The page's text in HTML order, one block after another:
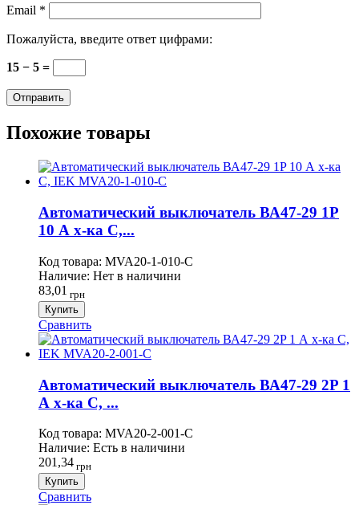
Email *
Пожалуйста, введите ответ цифрами:
15 − 5 =
Похожие товары
Автоматический выключатель ВА47-29 1P
10 А х-ка C,...
Код товара: MVA20-1-010-C
Наличие: Нет в наличини
83,01 грн
Купить
Сравнить
Автоматический выключатель ВА47-29 2P 1
А х-ка C, ...
Код товара: MVA20-2-001-C
Наличие: Есть в наличини
201,34 грн
Купить
Сравнить